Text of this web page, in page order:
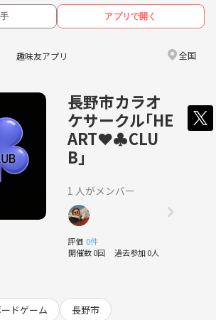
アプリで開く
趣味友アプリ 全国
長野市カラオ
ケサークル｢HE
ART❤️♣CLU
B｣
1 人がメンバー
評価 0件
開催数 0回 過去参加 0人
ドゲーム 長野市